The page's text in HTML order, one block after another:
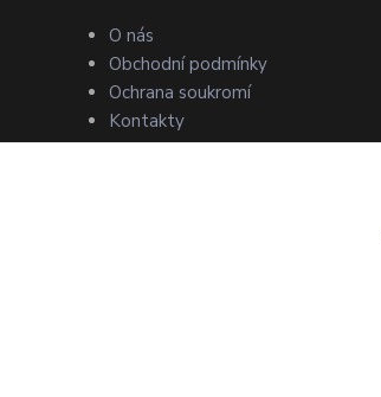
O nás
Obchodní podmínky
Ochrana soukromí
Kontakty